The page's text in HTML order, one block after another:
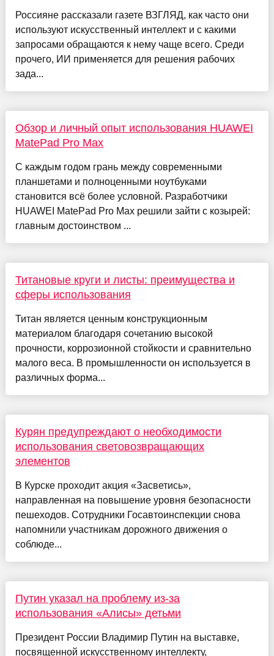
Россияне рассказали газете ВЗГЛЯД, как часто они
используют искусственный интеллект и с какими
запросами обращаются к нему чаще всего. Среди
прочего, ИИ применяется для решения рабочих
зада...
Обзор и личный опыт использования HUAWEI
MatePad Pro Max
С каждым годом грань между современными
планшетами и полноценными ноутбуками
становится всё более условной. Разработчики
HUAWEI MatePad Pro Max решили зайти с козырей:
главным достоинством ...
Титановые круги и листы: преимущества и
сферы использования
Титан является ценным конструкционным
материалом благодаря сочетанию высокой
прочности, коррозионной стойкости и сравнительно
малого веса. В промышленности он используется в
различных форма...
Курян предупреждают о необходимости
использования световозвращающих
элементов
В Курске проходит акция «Засветись»,
направленная на повышение уровня безопасности
пешеходов. Сотрудники Госавтоинспекции снова
напомнили участникам дорожного движения о
соблюде...
Путин указал на проблему из-за
использования «Алисы» детьми
Президент России Владимир Путин на выставке,
посвященной искусственному интеллекту,